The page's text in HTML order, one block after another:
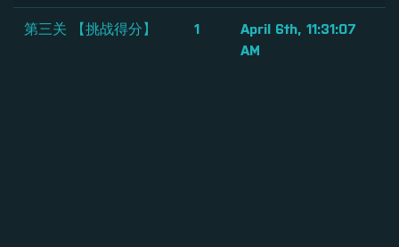
第三关 【挑战得分】 1
April 6th, 11:31:07
AM